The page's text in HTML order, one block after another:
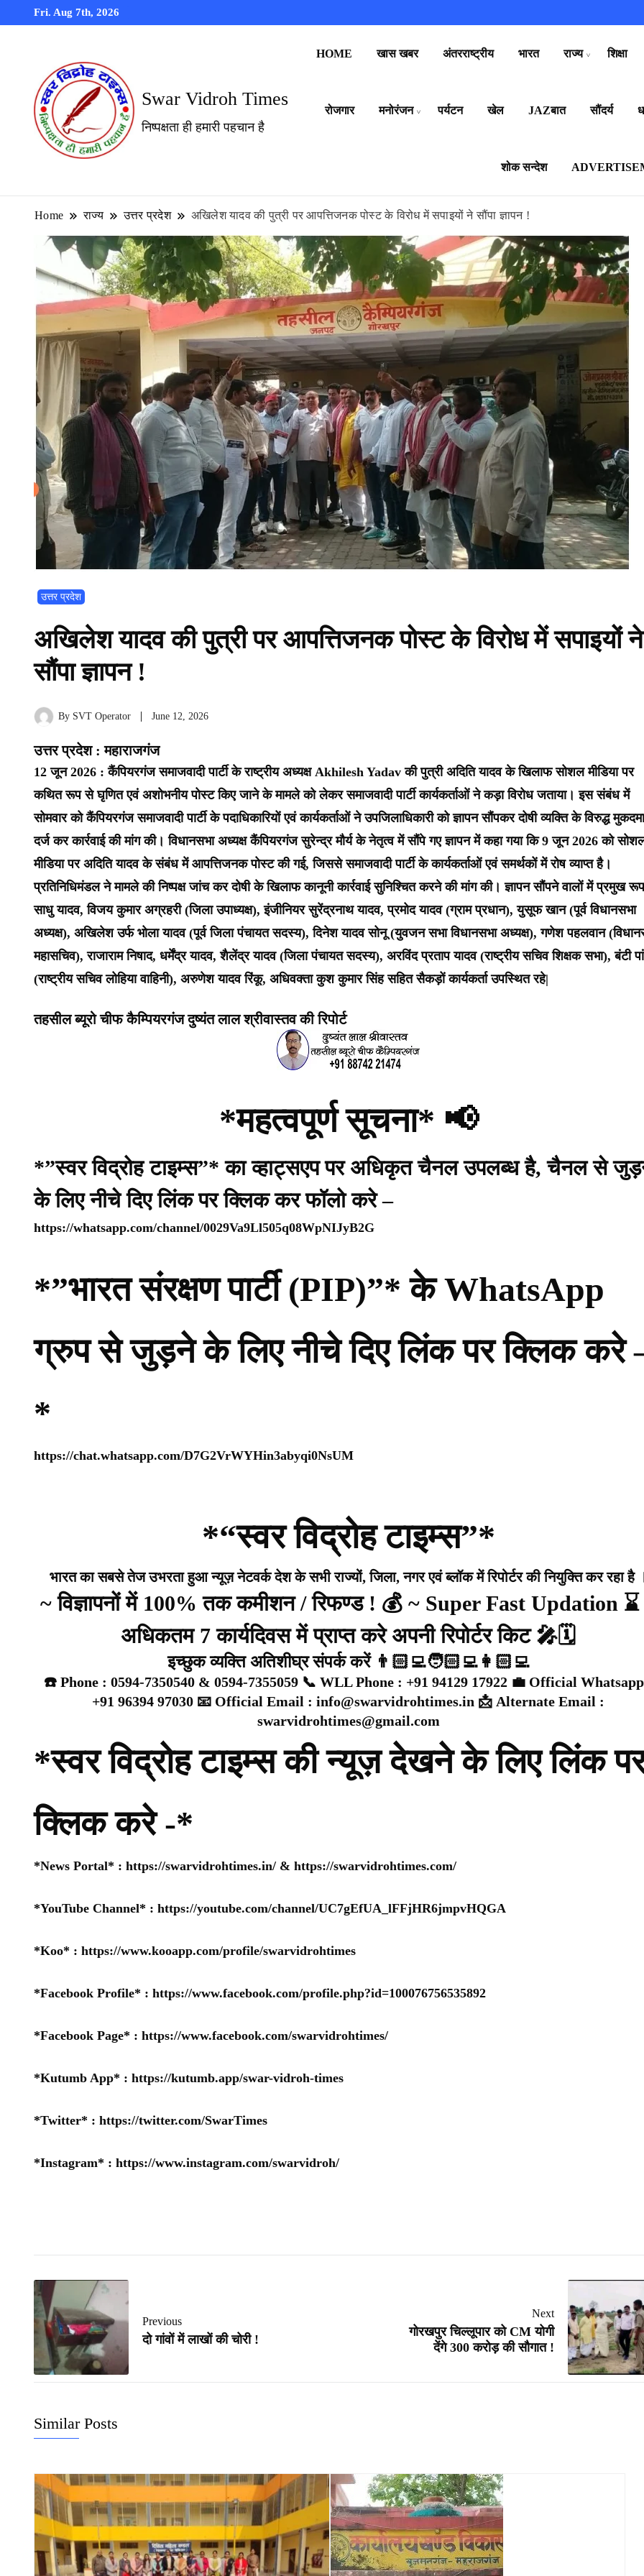
Fri. Aug 7th, 2026
Swar Vidroh Times
निष्पक्षता ही हमारी पहचान है
HOME खास खबर अंतरराष्ट्रीय भारत राज्य शिक्षा
रोजगार मनोरंजन पर्यटन खेल JAZबात सौंदर्य
शोक सन्देश
Home राज्य उत्तर प्रदेश अखिलेश यादव की पुत्री पर आपत्तिजनक पोस्ट के विरोध में सपाइयों ने सौंपा ज्ञापन !
उत्तर प्रदेश
अखिलेश यादव की पुत्री पर आपत्तिजनक पोस्ट के विरोध में सपाइयों ने
सौंपा ज्ञापन !
By SVT Operator June 12, 2026
उत्तर प्रदेश : महाराजगंज
12 जून 2026 : कैंपियरगंज समाजवादी पार्टी के राष्ट्रीय अध्यक्ष Akhilesh Yadav की पुत्री अदिति यादव के खिलाफ सोशल मीडिया पर
कथित रूप से घृणित एवं अशोभनीय पोस्ट किए जाने के मामले को लेकर समाजवादी पार्टी कार्यकर्ताओं ने कड़ा विरोध जताया। इस संबंध में
सोमवार को कैंपियरगंज समाजवादी पार्टी के पदाधिकारियों एवं कार्यकर्ताओं ने उपजिलाधिकारी को ज्ञापन सौंपकर दोषी व्यक्ति के विरुद्ध मुकदमा
दर्ज कर कार्रवाई की मांग की। विधानसभा अध्यक्ष कैंपियरगंज सुरेन्द्र मौर्य के नेतृत्व में सौंपे गए ज्ञापन में कहा गया कि 9 जून 2026 को
मीडिया पर अदिति यादव के संबंध में आपत्तिजनक पोस्ट की गई, जिससे समाजवादी पार्टी के कार्यकर्ताओं एवं समर्थकों में रोष व्याप्त है।
प्रतिनिधिमंडल ने मामले की निष्पक्ष जांच कर दोषी के खिलाफ कानूनी कार्रवाई सुनिश्चित करने की मांग की। ज्ञापन सौंपने वालों में प्रमुख
साधु यादव, विजय कुमार अग्रहरी (जिला उपाध्यक्ष), इंजीनियर सुरेंद्रनाथ यादव, प्रमोद यादव (ग्राम प्रधान), युसूफ खान (पूर्व विधानसभा
अध्यक्ष), अखिलेश उर्फ भोला यादव (पूर्व जिला पंचायत सदस्य), दिनेश यादव सोनू (युवजन सभा विधानसभा अध्यक्ष), गणेश पहलवान
महासचिव), राजाराम निषाद, धर्मेंद्र यादव, शैलेंद्र यादव (जिला पंचायत सदस्य), अरविंद प्रताप यादव (राष्ट्रीय सचिव शिक्षक सभा), बंटी
(राष्ट्रीय सचिव लोहिया वाहिनी), अरुणेश यादव रिंकू, अधिवक्ता कुश कुमार सिंह सहित सैकड़ों कार्यकर्ता उपस्थित रहे|
तहसील ब्यूरो चीफ कैम्पियरगंज दुष्यंत लाल श्रीवास्तव की रिपोर्ट
*महत्वपूर्ण सूचना* 📢
*”स्वर विद्रोह टाइम्स”* का व्हाट्सएप पर अधिकृत चैनल उपलब्ध है, चैनल से
के लिए नीचे दिए लिंक पर क्लिक कर फॉलो करे –
https://whatsapp.com/channel/0029Va9Ll505q08WpNIJyB2G
*”भारत संरक्षण पार्टी (PIP)”* के WhatsApp
ग्रुप से जुड़ने के लिए नीचे दिए लिंक पर क्लिक करे
*
https://chat.whatsapp.com/D7G2VrWYHin3abyqi0NsUM
*“स्वर विद्रोह टाइम्स”*
भारत का सबसे तेज उभरता हुआ न्यूज़ नेटवर्क देश के सभी राज्यों, जिला, नगर एवं ब्लॉक में रिपोर्टर की नियुक्ति कर रहा है
~ विज्ञापनों में 100% तक कमीशन / रिफण्ड ! 💰 ~ Super Fast Updation
अधिकतम 7 कार्यदिवस में प्राप्त करे अपनी रिपोर्टर किट 🎤🗓️
इच्छुक व्यक्ति अतिशीघ्र संपर्क करें 👨🏻‍💻🧑🏻‍💻👩🏻‍💻
☎️ Phone : 0594-7350540 & 0594-7355059 📞 WLL Phone : +91 94129 17922 💼 Official
+91 96394 97030 📧 Official Email : info@swarvidrohtimes.in 📩 Alternate Email :
swarvidrohtimes@gmail.com
*स्वर विद्रोह टाइम्स की न्यूज़ देखने के लिए लिंक
क्लिक करे -*
*News Portal* : https://swarvidrohtimes.in/ & https://swarvidrohtimes.com/
*YouTube Channel* : https://youtube.com/channel/UC7gEfUA_lFFjHR6jmpvHQGA
*Koo* : https://www.kooapp.com/profile/swarvidrohtimes
*Facebook Profile* : https://www.facebook.com/profile.php?id=100076756535892
*Facebook Page* : https://www.facebook.com/swarvidrohtimes/
*Kutumb App* : https://kutumb.app/swar-vidroh-times
*Twitter* : https://twitter.com/SwarTimes
*Instagram* : https://www.instagram.com/swarvidroh/
Previous
दो गांवों में लाखों की चोरी !
Next
गोरखपुर चिल्लूपार को CM योगी
देंगे 300 करोड़ की सौगात !
Similar Posts